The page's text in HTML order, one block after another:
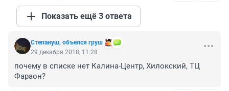
Показать ещё 3 ответа
Степануш, объелся груш
29 декабря 2018, 11:28
почему в списке нет Калина-Центр, Хилокский, ТЦ
Фараон?